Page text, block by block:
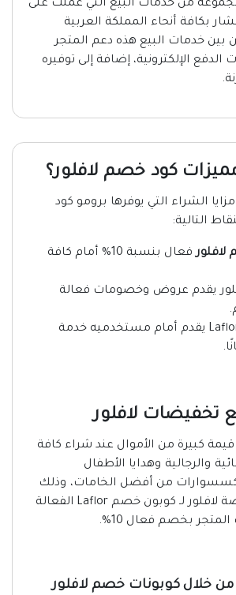
من خدمات البيع التي عملت على
بكافة أنحاء المملكة العربية
بين خدمات البيع هذه دعم المتجر
الإلكترونية، إضافة إلى توفيره
كود خصم لافلور؟
الشراء التي يوفرها برومو كود
التالية:
فعال بنسبة 10% أمام كافة
يقدم عروض وخصومات فعالة
كود خصم Laflor يقدم أمام مستخدميه خدمة
تخفيضات لافلور
قيمة كبيرة من الأموال عند شراء كافة
والرجالية وهدايا الأطفال
من أفضل الخامات، وذلك
بفضل إطلاق منصة لافلور لـ كوبون خصم Laflor الفعالة
بخصم فعال 10%.
حتى 30% من خلال كوبونات خصم لافلور